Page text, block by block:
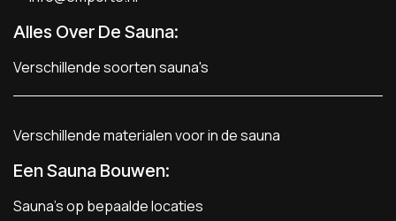
Alles Over De Sauna:
Verschillende soorten sauna's
Verschillende materialen voor in de sauna
Een Sauna Bouwen:
Sauna's op bepaalde locaties